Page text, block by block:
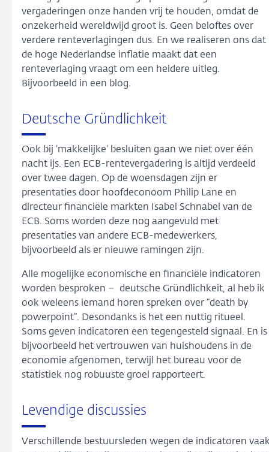
vergaderingen onze handen vrij te houden, omdat de
onzekerheid wereldwijd groot is. Geen beloftes over
verdere renteverlagingen dus. En we realiseren ons dat
de hoge Nederlandse inflatie maakt dat een
renteverlaging vraagt om een heldere uitleg.
Bijvoorbeeld in een blog.
Deutsche Gründlichkeit
Ook bij ‘makkelijke’ besluiten gaan we niet over één
nacht ijs. Een ECB-rentevergadering is altijd verdeeld
over twee dagen. Op de woensdagen zijn er
presentaties door hoofdeconoom Philip Lane en
directeur financiële markten Isabel Schnabel van de
ECB. Soms worden deze nog aangevuld met
presentaties van andere ECB-medewerkers,
bijvoorbeeld als er nieuwe ramingen zijn.
Alle mogelijke economische en financiële indicatoren
worden besproken – deutsche Gründlichkeit, al heb ik
ook weleens iemand horen spreken over “death by
powerpoint”. Desondanks is het een nuttig ritueel.
Soms geven indicatoren een tegengesteld signaal. En is
bijvoorbeeld het vertrouwen van huishoudens in de
economie afgenomen, terwijl het bureau voor de
statistiek nog robuuste groei rapporteert.
Levendige discussies
Verschillende bestuursleden wegen de indicatoren